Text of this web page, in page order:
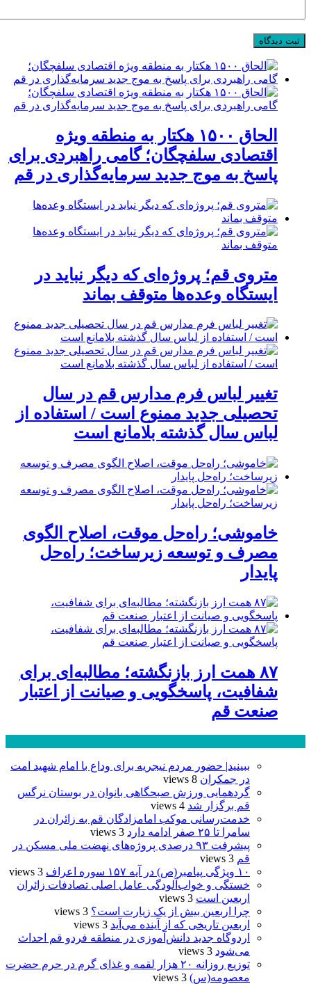
الحاق ۱۵۰۰ هکتار به منطقه ویژه
اقتصادی سلفچگان؛ گامی راهبردی برای
پاسخ به موج جدید سرمایه‌گذاری در قم
متروی قم؛ پروژه‌ای که دیگر نباید در
ایستگاه وعده‌ها متوقف بماند
تغییر لباس فرم مدارس قم در سال
تحصیلی جدید ممنوع است / استفاده از
لباس سال گذشته بلامانع است
خاموشی؛ راه‌حل موقت، اصلاح الگوی
مصرف و توسعه زیرساخت؛ راه‌حل
پایدار
۸۷ همت ارز بازنگشته؛ مطالبه‌ای برای
شفافیت، پاسخگویی و صیانت از اعتبار
صنعت قم
ببینید| حضور مردم نیجریه برای وداع با امام شهید امت
در جمکران 8 views
گردهمایی ورزش صبحگاهی بانوان در بوستان نرگس
قم برگزار شد 4 views
خدمت‌رسانی موکب امامزادگان قم به زائران در
سامرا تا ۲۵ صفر ادامه دارد
3 views
پیشرفت ۹۳ درصدی پروژه‌های نهضت ملی مسکن در
قم 3 views
۱۰ ویژگی پیامبر(ص) در آیه ۱۵۷ سوره اعراف
3 views
خستگی و خواب‌آلودگی عامل اصلی تصادفات زائران
اربعین است 3 views
چرا اربعین بیش از یک زیارت است؟ 3 views
اربعین تاریخی که از آینده می‌آید 3 views
اردوگاه جدید دانش‌آموزی در منطقه فردو قم احداث
می‌شود 3 views
توزیع روزانه ۲۰ هزار لقمه و غذای گرم در حرم حضرت
معصومه(س) 3 views